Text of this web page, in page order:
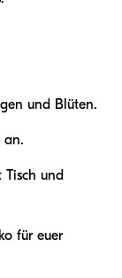
und Blüten.
an.
und
für euer